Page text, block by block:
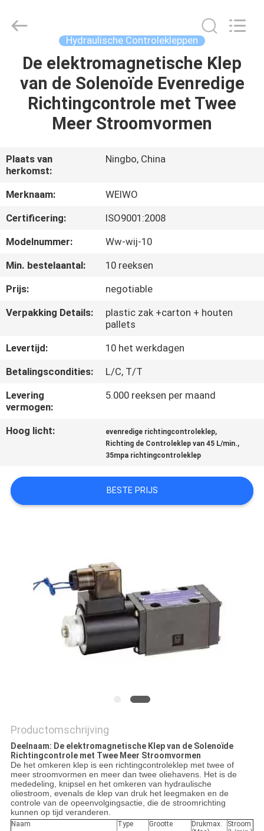
HUIS
PRODUCTEN
ONS
FABRIEKSREIS
KWALITEITSCONTROLE
CONTACTEER
ONS
OM
EEN
CITAAT
SITEMAP
POLICY
Co.,Ltd..
Hydraulische Controlekleppen
De elektromagnetische Klep
van de Solenoïde Evenredige
Richtingcontrole met Twee
Meer Stroomvormen
Plaats van
herkomst:
Ningbo, China
Merknaam:
WEIWO
Certificering:
ISO9001:2008
Modelnummer:
Ww-wij-10
Min. bestelaantal:
10 reeksen
Prijs:
negotiable
Verpakking Details:
plastic zak +carton + houten
pallets
Levertijd:
10 het werkdagen
Betalingscondities:
L/C, T/T
Levering
vermogen:
5.000 reeksen per maand
Hoog licht: evenredige richtingcontroleklep,
Richting de Controleklep van 45 L/min.,
35mpa richtingcontroleklep
BESTE PRIJS
Productomschrijving
Deelnaam: De elektromagnetische Klep van de Solenoïde
Richtingcontrole met Twee Meer Stroomvormen
De het omkeren klep is een richtingcontroleklep met twee of
meer stroomvormen en meer dan twee oliehavens. Het is de
mededeling, knipsel en het omkeren van hydraulische
oliestroom, evenals de klep van druk het leegmaken en de
controle van de opeenvolgingsactie, die de stroomrichting
kunnen op tijd veranderen.
Naam Type Grootte
Drukmax.
Stroom